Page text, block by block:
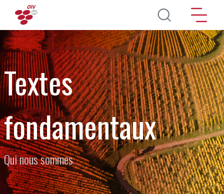
Aller au contenu principal
Textes
fondamentaux
Qui nous sommes